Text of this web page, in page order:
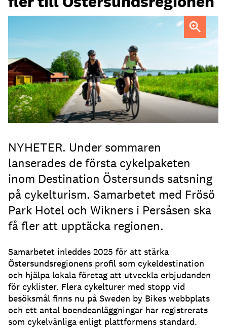
NYHETER. Under sommaren
lanserades de första cykelpaketen
inom Destination Östersunds satsning
på cykelturism. Samarbetet med Frösö
Park Hotel och Wikners i Persåsen ska
få fler att upptäcka regionen.
Samarbetet inleddes 2025 för att stärka
Östersundsregionens profil som cykeldestination
och hjälpa lokala företag att utveckla erbjudanden
för cyklister. Flera cykelturer med stopp vid
besöksmål finns nu på Sweden by Bikes webbplats
och ett antal boendeanläggningar har registrerats
som cykelvänliga enligt plattformens standard.